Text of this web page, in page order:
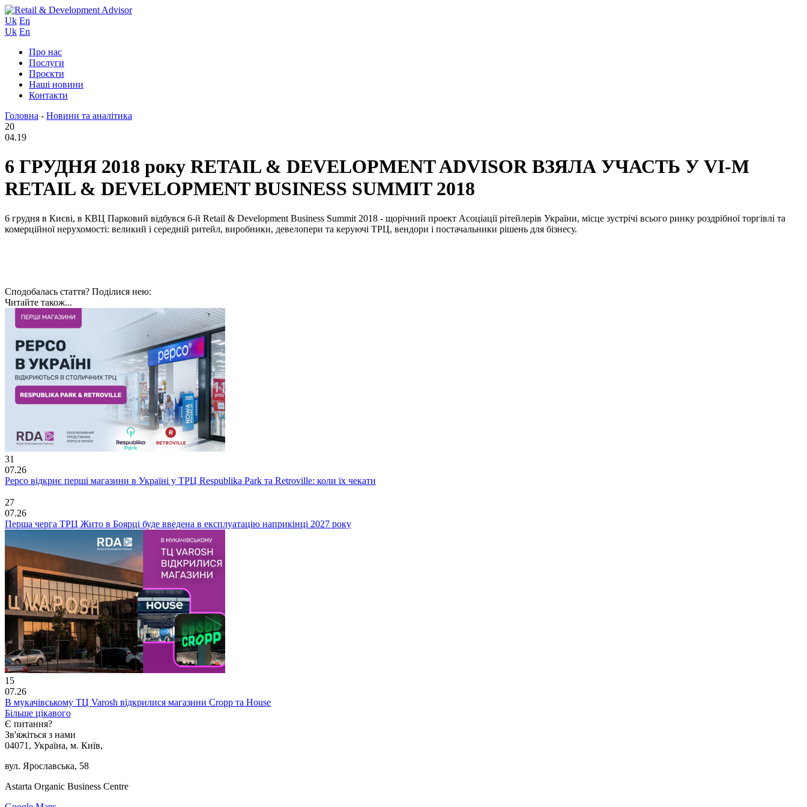
Uk En
Uk En
Про нас
Послуги
Проєкти
Наші новини
Контакти
Головна - Новини та аналітика
20
04.19
6 ГРУДНЯ 2018 року RETAIL & DEVELOPMENT ADVISOR ВЗЯЛА УЧАСТЬ У VI-М
RETAIL & DEVELOPMENT BUSINESS SUMMIT 2018
6 грудня в Києві, в КВЦ Парковий відбувся 6-й Retail & Development Business Summit 2018 - щорічний проект Асоціації рітейлерів України, місце зустрічі всього ринку роздрібної торгівлі та
комерційної нерухомості: великий і середній ритейл, виробники, девелопери та керуючі ТРЦ, вендори і постачальники рішень для бізнесу.
Сподобалась стаття? Поділися нею:
Читайте також...
31
07.26
Pepco відкриє перші магазини в Україні у ТРЦ Respublika Park та Retroville: коли їх чекати
27
07.26
Перша черга ТРЦ Жито в Боярці буде введена в експлуатацію наприкінці 2027 року
15
07.26
В мукачівському ТЦ Varosh відкрилися магазини Cropp та House
Більше цікавого
Є питання?
Зв'яжіться з нами
04071, Україна, м. Київ,
вул. Ярославська, 58
Astarta Organic Business Centre